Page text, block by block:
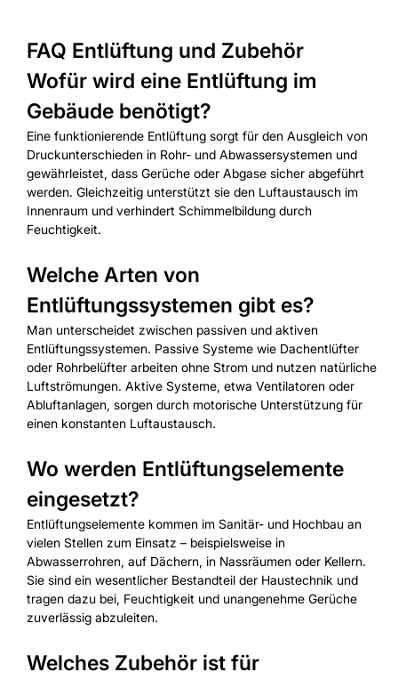
FAQ Entlüftung und Zubehör
Wofür wird eine Entlüftung im
Gebäude benötigt?
Eine funktionierende Entlüftung sorgt für den Ausgleich von
Druckunterschieden in Rohr- und Abwassersystemen und
gewährleistet, dass Gerüche oder Abgase sicher abgeführt
werden. Gleichzeitig unterstützt sie den Luftaustausch im
Innenraum und verhindert Schimmelbildung durch
Feuchtigkeit.
Welche Arten von
Entlüftungssystemen gibt es?
Man unterscheidet zwischen passiven und aktiven
Entlüftungssystemen. Passive Systeme wie Dachentlüfter
oder Rohrbelüfter arbeiten ohne Strom und nutzen natürliche
Luftströmungen. Aktive Systeme, etwa Ventilatoren oder
Abluftanlagen, sorgen durch motorische Unterstützung für
einen konstanten Luftaustausch.
Wo werden Entlüftungselemente
eingesetzt?
Entlüftungselemente kommen im Sanitär- und Hochbau an
vielen Stellen zum Einsatz – beispielsweise in
Abwasserrohren, auf Dächern, in Nassräumen oder Kellern.
Sie sind ein wesentlicher Bestandteil der Haustechnik und
tragen dazu bei, Feuchtigkeit und unangenehme Gerüche
zuverlässig abzuleiten.
Welches Zubehör ist für